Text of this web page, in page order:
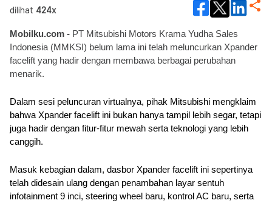
dilihat 424x
Mobilku.com - PT Mitsubishi Motors Krama Yudha Sales
Indonesia (MMKSI) belum lama ini telah meluncurkan Xpander
facelift yang hadir dengan membawa berbagai perubahan
menarik.
Dalam sesi peluncuran virtualnya, pihak Mitsubishi mengklaim
bahwa Xpander facelift ini bukan hanya tampil lebih segar, tetapi
juga hadir dengan fitur-fitur mewah serta teknologi yang lebih
canggih.
Masuk kebagian dalam, dasbor Xpander facelift ini sepertinya
telah didesain ulang dengan penambahan layar sentuh
infotainment 9 inci, steering wheel baru, kontrol AC baru, serta